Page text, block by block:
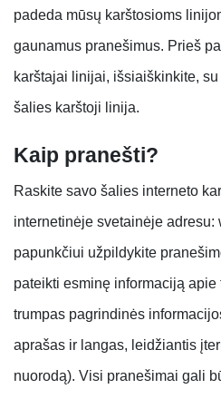
padeda mūsų karštosioms
gaunamus pranešimus. Prieš
karštajai linijai, išsiaiškinkite,
šalies karštoji linija.
Kaip pranešti?
Raskite savo šalies interneto
internetinėje svetainėje adresu:
papunkčiui užpildykite
pateikti esminę informaciją apie
trumpas pagrindinės
aprašas ir langas, leidžiantis
nuorodą). Visi pranešimai gali